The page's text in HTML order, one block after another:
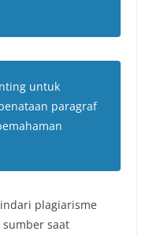
untuk
paragraf
plagiarisme
saat